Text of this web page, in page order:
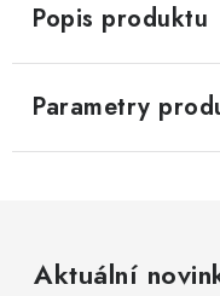
Popis produktu
Parametry
Aktuální